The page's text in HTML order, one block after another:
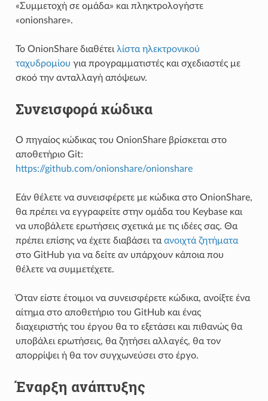
«Συμμετοχή σε ομάδα» και πληκτρολογήστε
«onionshare».
Το OnionShare διαθέτει λίστα ηλεκτρονικού
ταχυδρομίου για προγραμματιστές και σχεδιαστές με
σκοό την ανταλλαγή απόψεων.
Συνεισφορά κώδικα
Ο πηγαίος κώδικας του OnionShare βρίσκεται στο
αποθετήριο Git:
https://github.com/onionshare/onionshare
Εάν θέλετε να συνεισφέρετε με κώδικα στο OnionShare,
θα πρέπει να εγγραφείτε στην ομάδα του Keybase και
να υποβάλετε ερωτήσεις σχετικά με τις ιδέες σας. Θα
πρέπει επίσης να έχετε διαβάσει τα ανοιχτά ζητήματα
στο GitHub για να δείτε αν υπάρχουν κάποια που
θέλετε να συμμετέχετε.
Όταν είστε έτοιμοι να συνεισφέρετε κώδικα, ανοίξτε ένα
αίτημα στο αποθετήριο του GitHub και ένας
διαχειριστής του έργου θα το εξετάσει και πιθανώς θα
υποβάλει ερωτήσεις, θα ζητήσει αλλαγές, θα τον
απορρίψει ή θα τον συγχωνεύσει στο έργο.
Έναρξη ανάπτυξης